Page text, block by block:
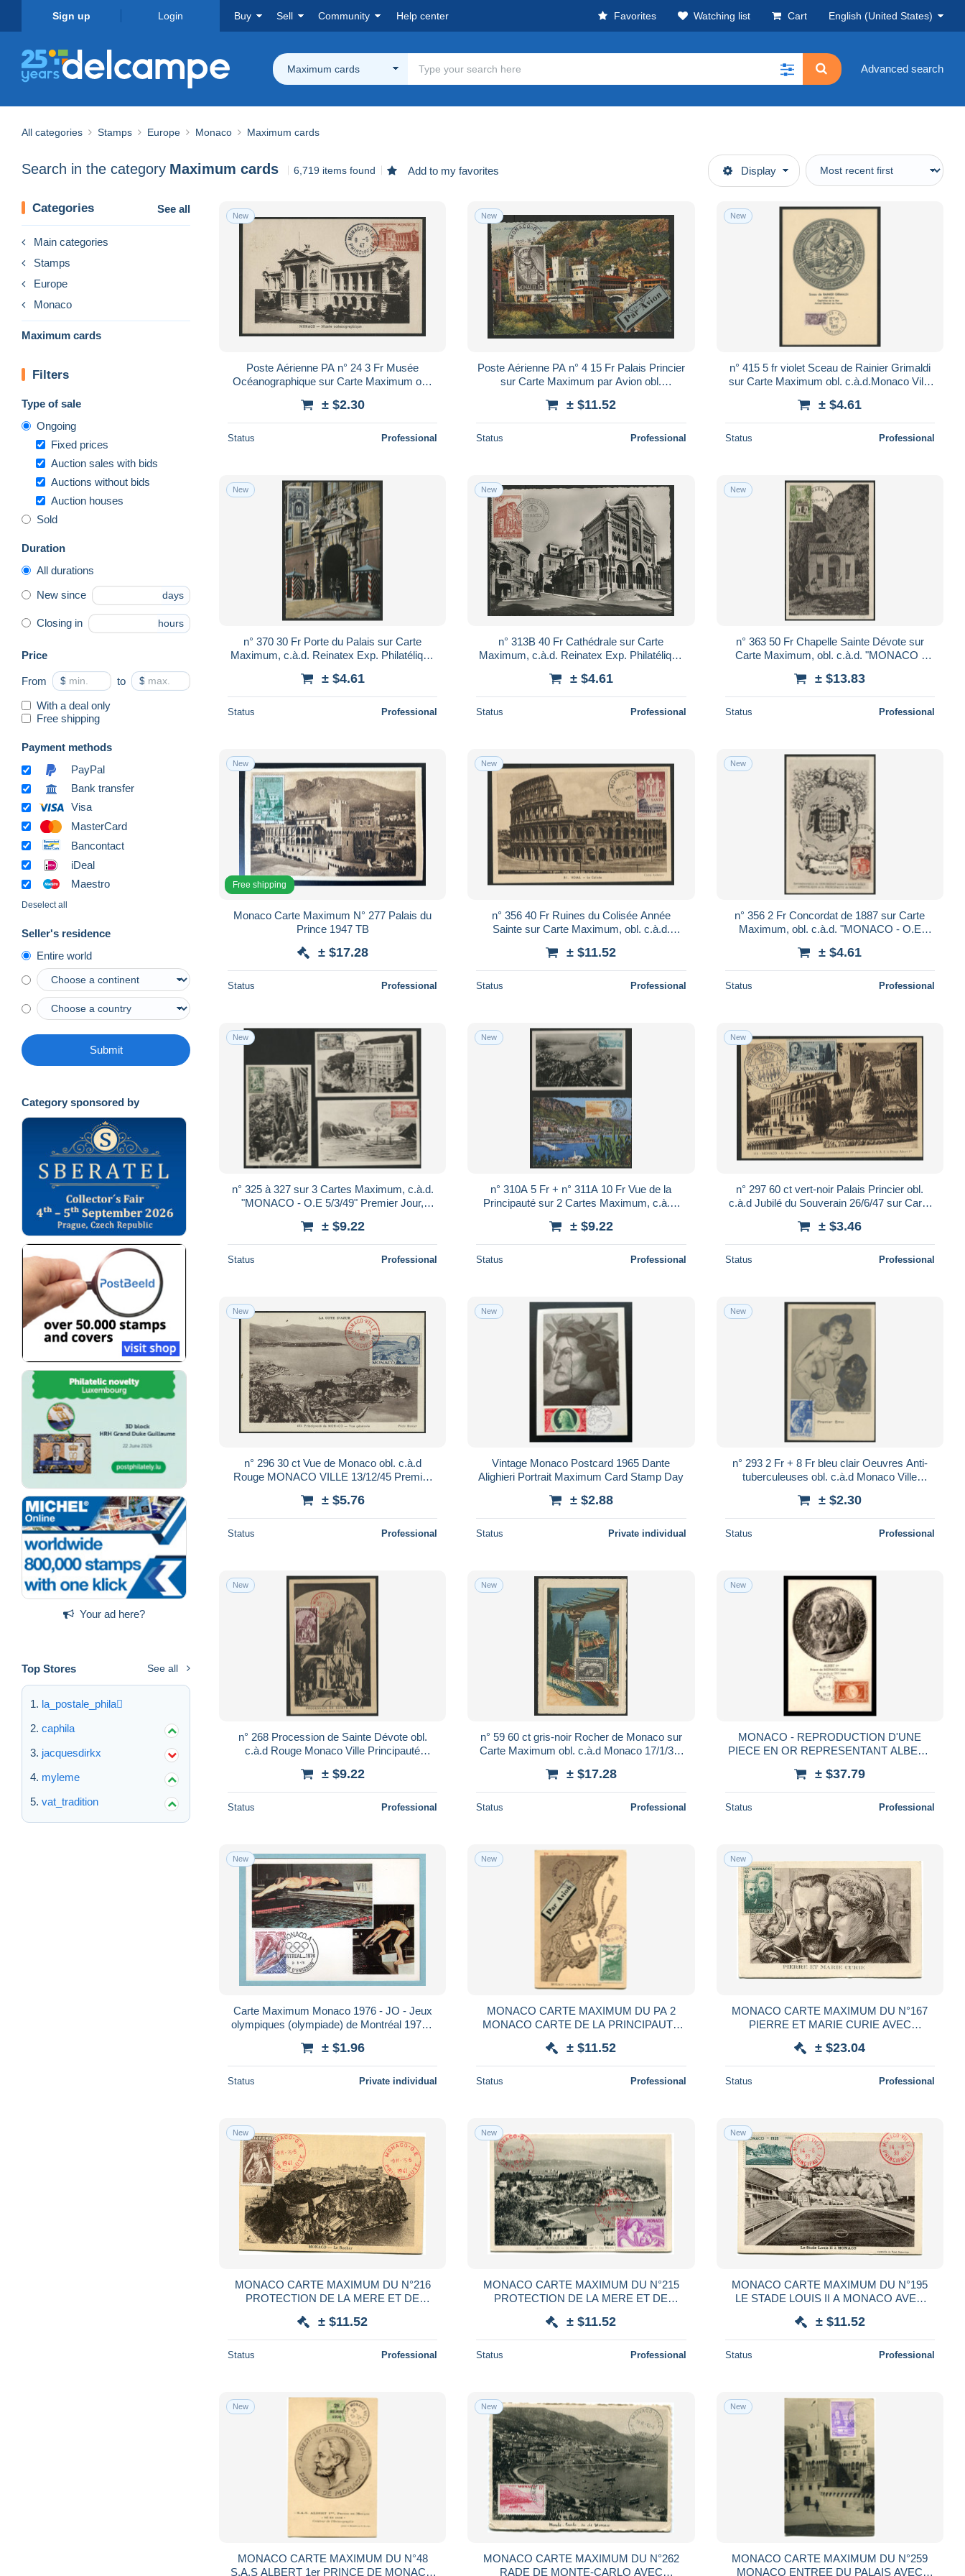
Sign up Login Buy Sell Community Help center Favorites Watching list Cart English (United States)
Maximum cards Advanced search
All categories Stamps Europe Monaco Maximum cards
Search in the category Maximum cards 6,719 items found Add to my favorites Display
Categories See all
Main categories
Stamps
Europe
Monaco
Maximum cards
Filters
Type of sale
Ongoing
Fixed prices
Auction sales with bids
Auctions without bids
Auction houses
Sold
Duration
All durations
New since days
Closing in hours
Price
From $ to $
With a deal only
Free shipping
Payment methods
PayPal
Bank transfer
Visa
MasterCard
Bancontact
iDeal
Maestro
Deselect all
Seller's residence
Entire world
Submit
Category sponsored by
Your ad here?
Top Stores See all
la_postale_phila
caphila
jacquesdirkx
myleme
vat_tradition
New
Poste Aérienne PA n° 24 3 Fr Musée
Océanographique sur Carte Maximum obl.
± $2.30
Status Professional
New
Poste Aérienne PA n° 4 15 Fr Palais Princier
sur Carte Maximum par Avion obl.
± $11.52
Status Professional
New
n° 415 5 fr violet Sceau de Rainier Grimaldi
sur Carte Maximum obl. c.à.d.Monaco Ville
± $4.61
Status Professional
New
n° 370 30 Fr Porte du Palais sur Carte
Maximum, c.à.d. Reinatex Exp. Philatélique
± $4.61
Status Professional
New
n° 313B 40 Fr Cathédrale sur Carte
Maximum, c.à.d. Reinatex Exp. Philatélique
± $4.61
Status Professional
New
n° 363 50 Fr Chapelle Sainte Dévote sur
Carte Maximum, obl. c.à.d. "MONACO -
± $13.83
Status Professional
New
Free shipping
Monaco Carte Maximum N° 277 Palais du
Prince 1947 TB
± $17.28
Status Professional
New
n° 356 40 Fr Ruines du Colisée Année
Sainte sur Carte Maximum, obl. c.à.d.
± $11.52
Status Professional
New
n° 356 2 Fr Concordat de 1887 sur Carte
Maximum, obl. c.à.d. "MONACO - O.E
± $4.61
Status Professional
New
n° 325 à 327 sur 3 Cartes Maximum, c.à.d.
"MONACO - O.E 5/3/49" Premier Jour,
± $9.22
Status Professional
New
n° 310A 5 Fr + n° 311A 10 Fr Vue de la
Principauté sur 2 Cartes Maximum, c.à.d.
± $9.22
Status Professional
New
n° 297 60 ct vert-noir Palais Princier obl.
c.à.d Jubilé du Souverain 26/6/47 sur Carte
± $3.46
Status Professional
New
n° 296 30 ct Vue de Monaco obl. c.à.d
Rouge MONACO VILLE 13/12/45 Premier
± $5.76
Status Professional
New
Vintage Monaco Postcard 1965 Dante
Alighieri Portrait Maximum Card Stamp Day
± $2.88
Status Private individual
New
n° 293 2 Fr + 8 Fr bleu clair Oeuvres Anti-
tuberculeuses obl. c.à.d Monaco Ville
± $2.30
Status Professional
New
n° 268 Procession de Sainte Dévote obl.
c.à.d Rouge Monaco Ville Principauté
± $9.22
Status Professional
New
n° 59 60 ct gris-noir Rocher de Monaco sur
Carte Maximum obl. c.à.d Monaco 17/1/38,
± $17.28
Status Professional
New
MONACO - REPRODUCTION D'UNE
PIECE EN OR REPRESENTANT ALBERT
CACHET 1ER JOUR
± $37.79
Status Professional
New
Carte Maximum Monaco 1976 - JO - Jeux
olympiques (olympiade) de Montréal 1976 -
± $1.96
Status Private individual
New
MONACO CARTE MAXIMUM DU PA 2
MONACO CARTE DE LA PRINCIPAUTE
1942 PRINCIPAUTE
± $11.52
Status Professional
New
MONACO CARTE MAXIMUM DU N°167
PIERRE ET MARIE CURIE AVEC
PRINCIPAUTE
± $23.04
Status Professional
New
MONACO CARTE MAXIMUM DU N°216
PROTECTION DE LA MERE ET DE
MONACO 15-5-41 PRINCIPAUTE
± $11.52
Status Professional
New
MONACO CARTE MAXIMUM DU N°215
PROTECTION DE LA MERE ET DE
MONACO 15-5-41 PRINCIPAUTE
± $11.52
Status Professional
New
MONACO CARTE MAXIMUM DU N°195
LE STADE LOUIS II A MONACO AVEC
PRINCIPAUTE
± $11.52
Status Professional
New
MONACO CARTE MAXIMUM DU N°48
S.A.S ALBERT 1er PRINCE DE MONACO
New
MONACO CARTE MAXIMUM DU N°262
RADE DE MONTE-CARLO AVEC
New
MONACO CARTE MAXIMUM DU N°259
MONACO ENTREE DU PALAIS AVEC